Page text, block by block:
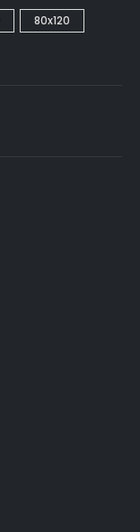
80x120